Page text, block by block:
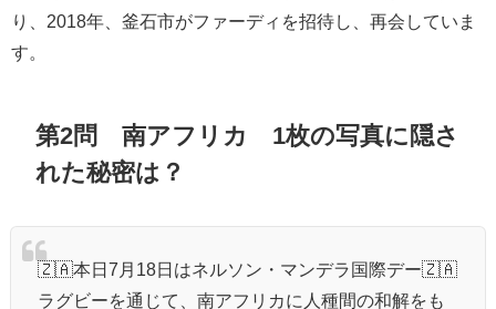
り、2018年、釜石市がファーディを招待し、再会していま
す。
第2問 南アフリカ 1枚の写真に隠さ
れた秘密は？
🇿🇦本日7月18日はネルソン・マンデラ国際デー🇿🇦
ラグビーを通じて、南アフリカに人種間の和解をも